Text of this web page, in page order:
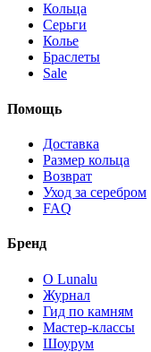
Кольца
Серьги
Колье
Браслеты
Sale
Помощь
Доставка
Размер кольца
Возврат
Уход за серебром
FAQ
Бренд
О Lunalu
Журнал
Гид по камням
Мастер-классы
Шоурум